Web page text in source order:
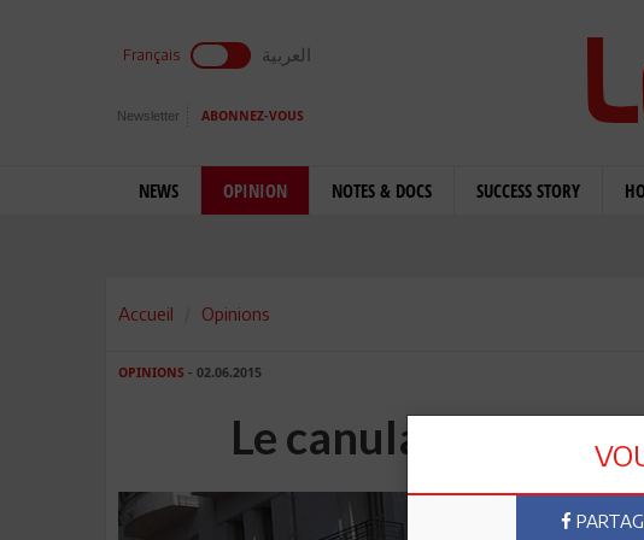
Français العربية
Newsletter ABONNEZ-VOUS
NEWS OPINION NOTES & DOCS SUCCESS STORY
Accueil Opinions
OPINIONS - 02.06.2015
Le canular de «